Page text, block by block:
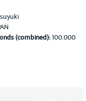
(combined):100.000